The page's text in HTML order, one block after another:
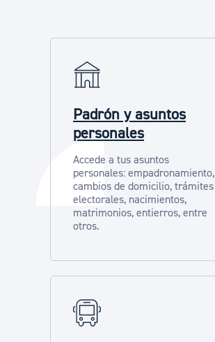
Padrón y asuntos
personales
Accede a tus asuntos
personales: empadronamiento,
cambios de domicilio, trámites
electorales, nacimientos,
matrimonios, entierros, entre
otros.